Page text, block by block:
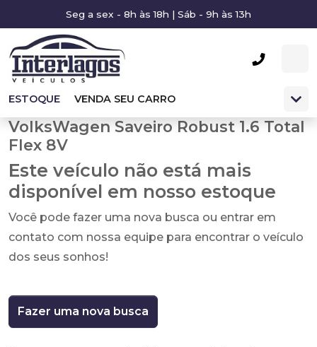
Seg a sex - 8h às 18h | Sáb - 9h às 13h
ESTOQUE VENDA SEU CARRO
VolksWagen Saveiro Robust 1.6 Total
Flex 8V
Este veículo não está mais
disponível em nosso estoque
Você pode fazer uma nova busca ou entrar em
contato com nossa equipe para encontrar o veículo
dos seus sonhos!
Fazer uma nova busca